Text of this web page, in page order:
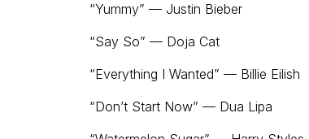
“Yummy” — Justin Bieber
“Say So” — Doja Cat
“Everything I Wanted” — Billie Eilish
“Don’t Start Now” — Dua Lipa